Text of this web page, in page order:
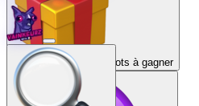
Lots à gagner